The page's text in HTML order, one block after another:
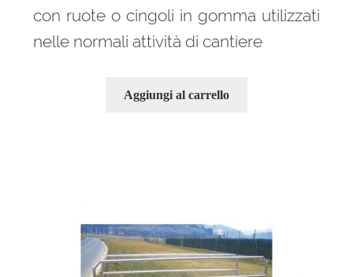
con ruote o cingoli in gomma utilizzati
nelle normali attività di cantiere
Aggiungi al carrello